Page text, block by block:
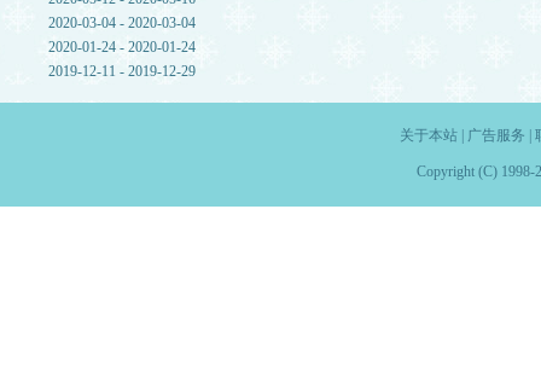
2020-03-04 - 2020-03-04
2020-01-24 - 2020-01-24
2019-12-11 - 2019-12-29
关于本站| 广告服务
Copyright (C) 1998-